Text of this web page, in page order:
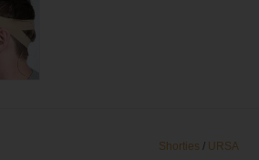
Shorties / URSA